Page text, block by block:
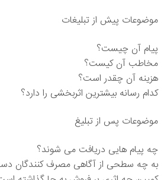
موضوعات پیش از تبلیغات
پیام آن چیست؟
مخاطب آن کیست؟
هزینه آن چقدر است؟
کدام رسانه بیشترین اثربخشی را دارد؟
موضوعات پس از تبلیغ
چه پیام هایی دریافت می شوند؟
به چه سطحی از آگاهی مصرف کنندگان